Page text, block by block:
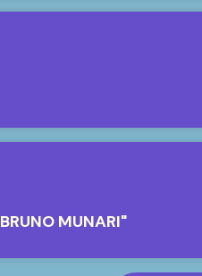
MUNARI"